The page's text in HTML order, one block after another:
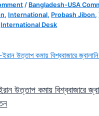
/ Bangladesh-USA
, International, Probash Jibon,
International Desk
উত্তাপ কমায় বিশ্ববাজারে